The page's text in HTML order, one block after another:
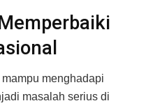
menghadapi
masalah serius di